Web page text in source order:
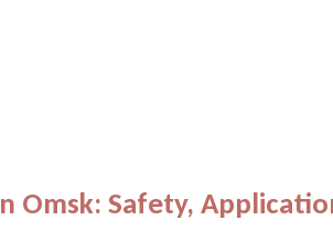
Omsk: Safety,